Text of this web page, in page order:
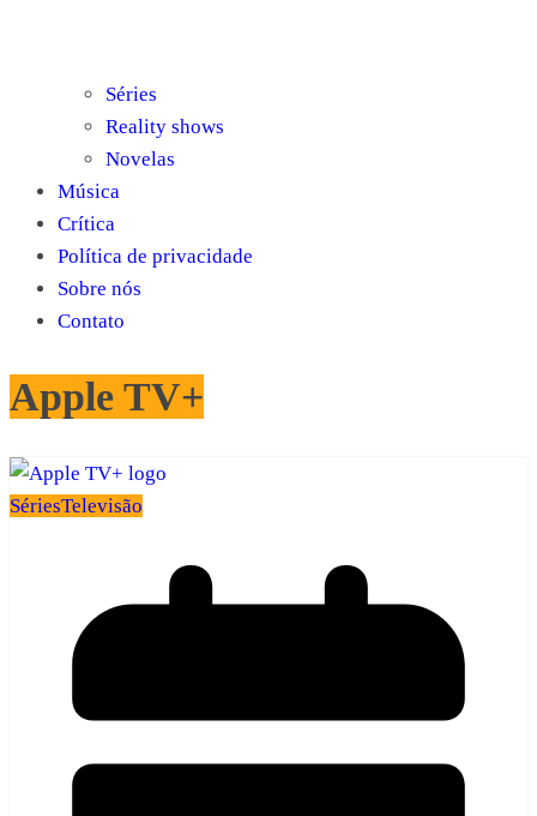
Séries
Reality shows
Novelas
Música
Crítica
Política de privacidade
Sobre nós
Contato
Apple TV+
SériesTelevisão